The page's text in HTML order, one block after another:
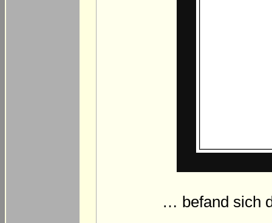
… befand sich